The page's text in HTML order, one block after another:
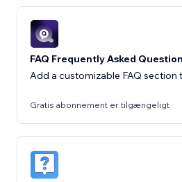
FAQ Frequently Asked
Add a customizable FAQ section
Gratis abonnement er tilgængeligt